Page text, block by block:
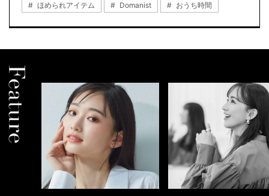
ほめられアイテム
Domanist おうち時間